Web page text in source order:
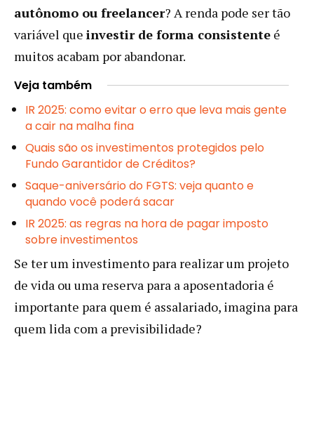
autônomo ou freelancer? A renda pode ser tão
variável que investir de forma consistente é
muitos acabam por abandonar.
Veja também
IR 2025: como evitar o erro que leva mais gente
a cair na malha fina
Quais são os investimentos protegidos pelo
Fundo Garantidor de Créditos?
Saque-aniversário do FGTS: veja quanto e
quando você poderá sacar
IR 2025: as regras na hora de pagar imposto
sobre investimentos
Se ter um investimento para realizar um projeto
de vida ou uma reserva para a aposentadoria é
importante para quem é assalariado, imagina para
quem lida com a previsibilidade?